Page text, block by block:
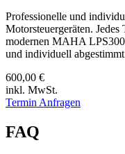
Professionelle und
Motorsteuergeräten.
modernen MAHA
und individuell
600,00 €
inkl. MwSt.
Termin Anfragen
FAQ